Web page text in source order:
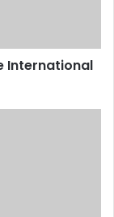
International